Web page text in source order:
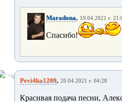
Maradona, 19.04.2021 г.
Спасибо!
Pevi4ka1209, 20.04.2021 г. 04:28
Красивая подача песни,